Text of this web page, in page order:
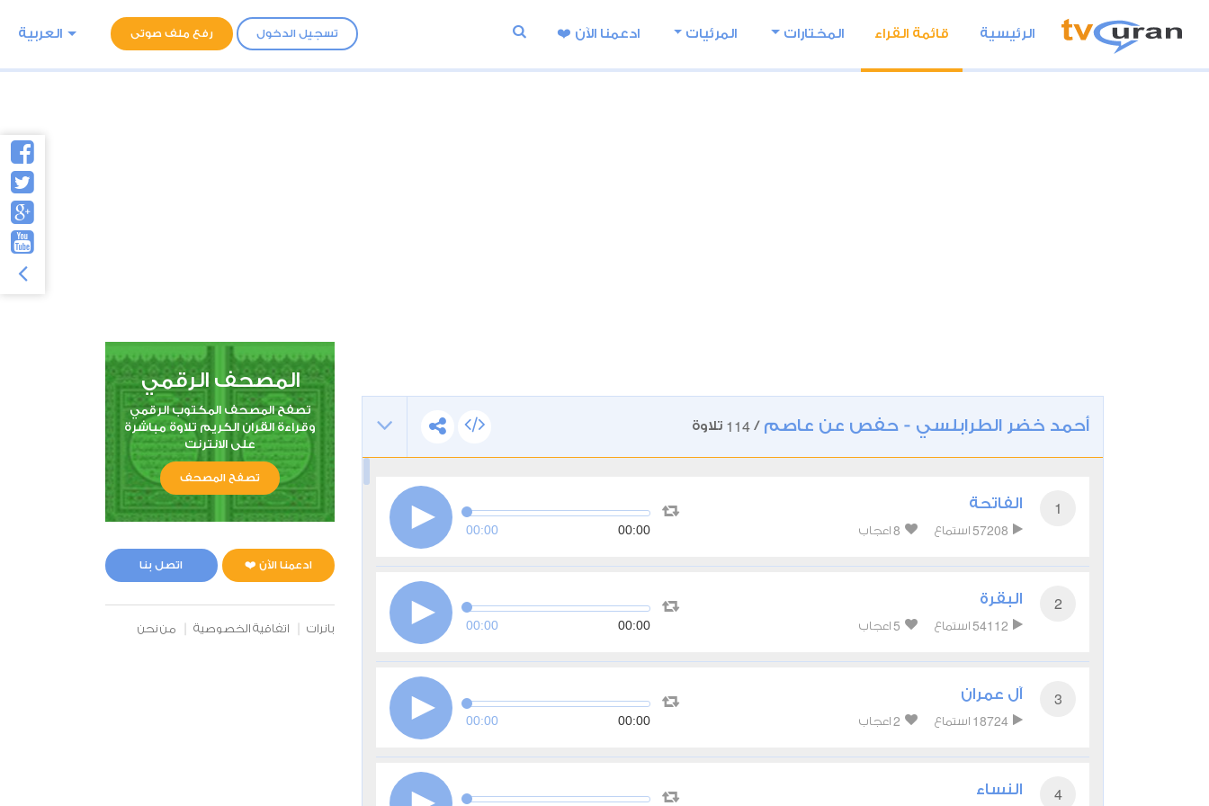
تسجيل الدخول رفع ملف صوتى العربية الرئيسية قائمة القراء المختارات المرئيات ادعمنا اﻵن ❤️
أحمد خضر الطرابلسي - حفص عن عاصم /
114 تلاوة
1 الفاتحة
57208 استماع 8 اعجاب 00:00 00:00
2 البقرة
54112 استماع 5 اعجاب 00:00 00:00
3 آل عمران
18724 استماع 2 اعجاب 00:00 00:00
4 النساء
المصحف الرقمي
تصفح المصحف المكتوب الرقمي
وقراءة القران الكريم تلاوة مباشرة
على الانترنت
تصفح المصحف
ادعمنا الآن ❤️ اتصل بنا
بانرات اتفاقية الخصوصية من نحن